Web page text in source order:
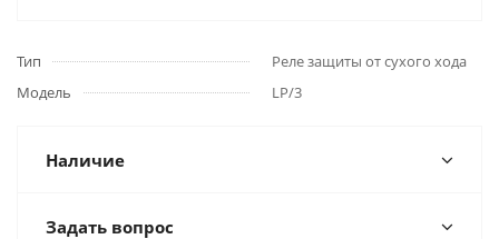
Тип
Реле защиты от сухого хода
Модель
LP/3
Наличие
Задать вопрос